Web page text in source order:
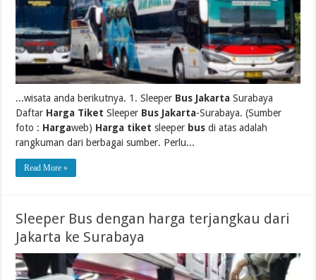
...wisata anda berikutnya. 1. Sleeper Bus Jakarta Surabaya
Daftar Harga Tiket Sleeper Bus Jakarta-Surabaya. (Sumber
foto : Hargaweb) Harga tiket sleeper bus di atas adalah
rangkuman dari berbagai sumber. Perlu...
Read More »
Sleeper Bus dengan harga terjangkau dari
Jakarta ke Surabaya